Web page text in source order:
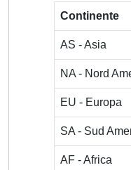
Continente
AS - Asia
NA - Nord
EU - Europa
SA - Sud
AF - Africa